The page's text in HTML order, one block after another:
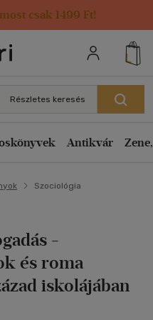
csak 1499 Ft!
Részletes keresés
Antikvár
Szociológia
-
és roma
iskolájában